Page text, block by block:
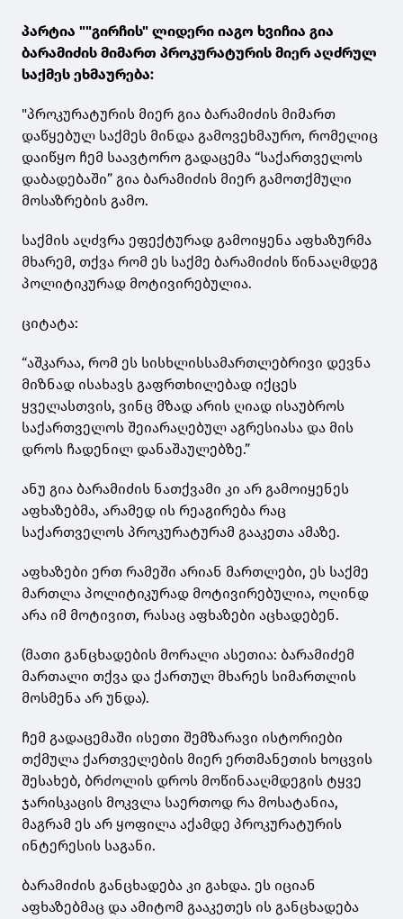
პარტია ""გირჩის" ლიდერი იაგო ხვიჩია გია
ბარამიძის მიმართ პროკურატურის მიერ აღძრულ
საქმეს ეხმაურება:
"პროკურატურის მიერ გია ბარამიძის მიმართ
დაწყებულ საქმეს მინდა გამოვეხმაურო, რომელიც
დაიწყო ჩემ საავტორო გადაცემა “საქართველოს
დაბადებაში” გია ბარამიძის მიერ გამოთქმული
მოსაზრების გამო.
საქმის აღძვრა ეფექტურად გამოიყენა აფხაზურმა
მხარემ, თქვა რომ ეს საქმე ბარამიძის წინააღმდეგ
პოლიტიკურად მოტივირებულია.
ციტატა:
“აშკარაა, რომ ეს სისხლისსამართლებრივი დევნა
მიზნად ისახავს გაფრთხილებად იქცეს
ყველასთვის, ვინც მზად არის ღიად ისაუბროს
საქართველოს შეიარაღებულ აგრესიასა და მის
დროს ჩადენილ დანაშაულებზე.”
ანუ გია ბარამიძის ნათქვამი კი არ გამოიყენეს
აფხაზებმა, არამედ ის რეაგირება რაც
საქართველოს პროკურატურამ გააკეთა ამაზე.
აფხაზები ერთ რამეში არიან მართლები, ეს საქმე
მართლა პოლიტიკურად მოტივირებულია, ოღინდ
არა იმ მოტივით, რასაც აფხაზები აცხადებენ.
(მათი განცხადების მორალი ასეთია: ბარამიძემ
მართალი თქვა და ქართულ მხარეს სიმართლის
მოსმენა არ უნდა).
ჩემ გადაცემაში ისეთი შემზარავი ისტორიები
თქმულა ქართველების მიერ ერთმანეთის ხოცვის
შესახებ, ბრძოლის დროს მოწინააღმდეგის ტყვე
ჯარისკაცის მოკვლა საერთოდ რა მოსატანია,
მაგრამ ეს არ ყოფილა აქამდე პროკურატურის
ინტერესის საგანი.
ბარამიძის განცხადება კი გახდა. ეს იციან
აფხაზებმაც და ამიტომ გააკეთეს ის განცხადება